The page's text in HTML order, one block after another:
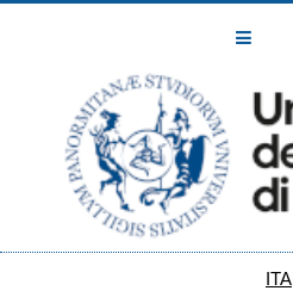
Toggle
ITA